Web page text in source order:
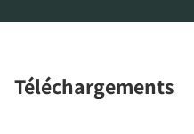
Téléchargements